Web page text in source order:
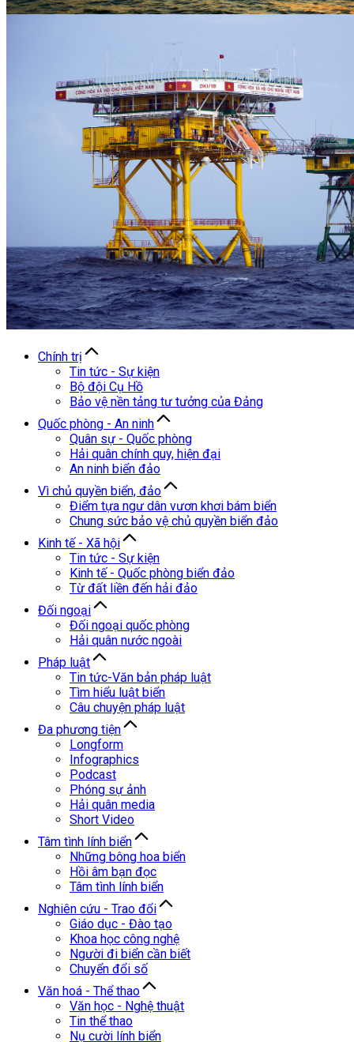
Chính trị
Tin tức - Sự kiện
Bộ đội Cụ Hồ
Bảo vệ nền tảng tư tưởng của Đảng
Quốc phòng - An ninh
Quân sự - Quốc phòng
Hải quân chính quy, hiện đại
An ninh biển đảo
Vì chủ quyền biển, đảo
Điểm tựa ngư dân vươn khơi bám biển
Chung sức bảo vệ chủ quyền biển đảo
Kinh tế - Xã hội
Tin tức - Sự kiện
Kinh tế - Quốc phòng biển đảo
Từ đất liền đến hải đảo
Đối ngoại
Đối ngoại quốc phòng
Hải quân nước ngoài
Pháp luật
Tin tức-Văn bản pháp luật
Tìm hiểu luật biển
Câu chuyện pháp luật
Đa phương tiện
Longform
Infographics
Podcast
Phóng sự ảnh
Hải quân media
Short Video
Tâm tình lính biển
Những bông hoa biển
Hồi âm bạn đọc
Tâm tình lính biển
Nghiên cứu - Trao đổi
Giáo dục - Đào tạo
Khoa học công nghệ
Người đi biển cần biết
Chuyển đổi số
Văn hoá - Thể thao
Văn học - Nghệ thuật
Tin thể thao
Nụ cười lính biển